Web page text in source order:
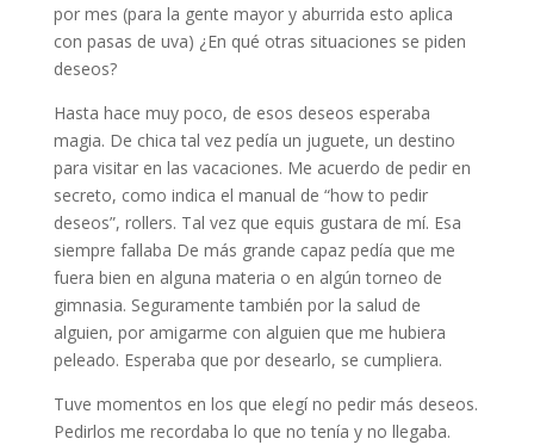
por mes (para la gente mayor y aburrida esto aplica
con pasas de uva) ¿En qué otras situaciones se piden
deseos?
Hasta hace muy poco, de esos deseos esperaba
magia. De chica tal vez pedía un juguete, un destino
para visitar en las vacaciones. Me acuerdo de pedir en
secreto, como indica el manual de “how to pedir
deseos”, rollers. Tal vez que equis gustara de mí. Esa
siempre fallaba De más grande capaz pedía que me
fuera bien en alguna materia o en algún torneo de
gimnasia. Seguramente también por la salud de
alguien, por amigarme con alguien que me hubiera
peleado. Esperaba que por desearlo, se cumpliera.
Tuve momentos en los que elegí no pedir más deseos.
Pedirlos me recordaba lo que no tenía y no llegaba.